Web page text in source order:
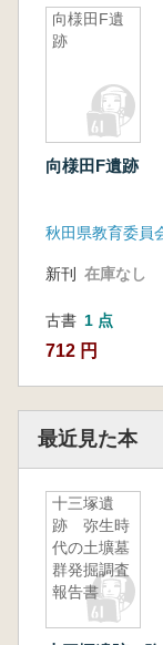
向様田F遺
跡
向様田F遺跡
秋田県教育委員
新刊 在庫なし
古書 1 点
712 円
最近見た本
十三塚遺
跡 弥生時
代の土壙墓
群発掘調査
報告書